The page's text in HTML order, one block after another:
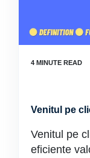
Venitul pe
Venitul pe
eficiente